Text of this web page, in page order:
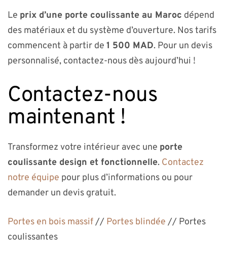
Le prix d’une porte coulissante au Maroc dépend
des matériaux et du système d’ouverture. Nos tarifs
commencent à partir de 1 500 MAD. Pour un devis
personnalisé, contactez-nous dès aujourd’hui !
Contactez-nous
maintenant !
Transformez votre intérieur avec une porte
coulissante design et fonctionnelle. Contactez
notre équipe pour plus d’informations ou pour
demander un devis gratuit.
Portes en bois massif// Portes blindée // Portes
coulissantes